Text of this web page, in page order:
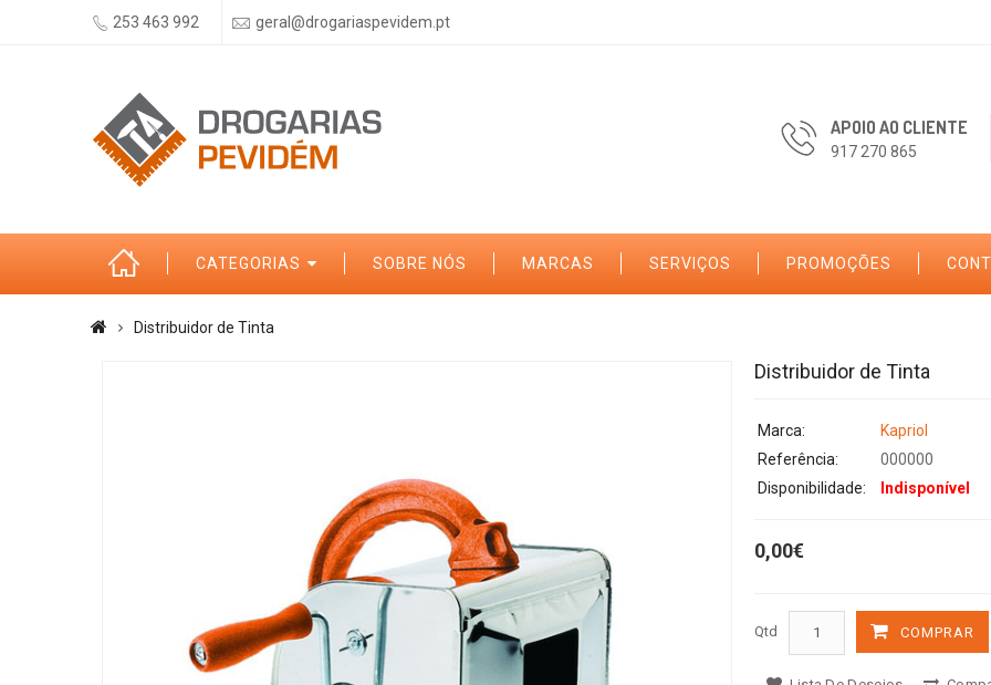
253 463 992 geral@drogariaspevidem.pt
APOIO AO CLIENTE
917 270 865
CATEGORIAS SOBRE NÓS MARCAS SERVIÇOS PROMOÇÕES
Distribuidor de Tinta
Distribuidor de Tinta
Marca:
Kapriol
Referência:
000000
Disponibilidade:
Indisponível
0,00€
Qtd COMPRAR